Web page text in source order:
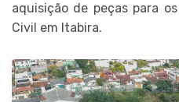
aquisição de peças para
Civil em Itabira.